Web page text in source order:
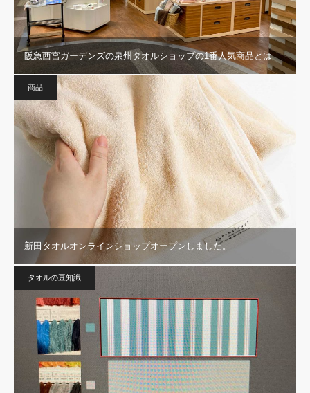
阪急西宮ガーデンズの泉州タオルショップの1番人気商品とは
商品
新田タオルオンラインショップオープンしました。
タオルの豆知識